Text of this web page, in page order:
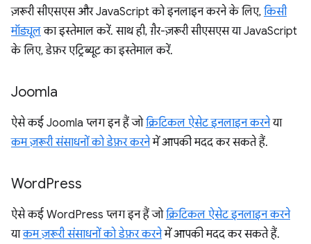
ज़रूरी सीएसएस और JavaScript को इनलाइन करने के लिए, किसी
मॉड्यूलका इस्तेमाल करें. साथ ही, ग़ैर-ज़रूरी सीएसएस या JavaScript
के लिए, डेफ़र एट्रिब्यूट का इस्तेमाल करें.
Joomla
ऐसे कई Joomla प्लग इन हैं जोक्रिटिकल ऐसेट इनलाइन करनेया
कम ज़रूरी संसाधनों को डेफ़र करनेमें आपकी मदद कर सकते हैं.
WordPress
ऐसे कई WordPress प्लग इन हैं जोक्रिटिकल ऐसेट इनलाइन करने
याकम ज़रूरी संसाधनों को डेफ़र करनेमें आपकी मदद कर सकते हैं.